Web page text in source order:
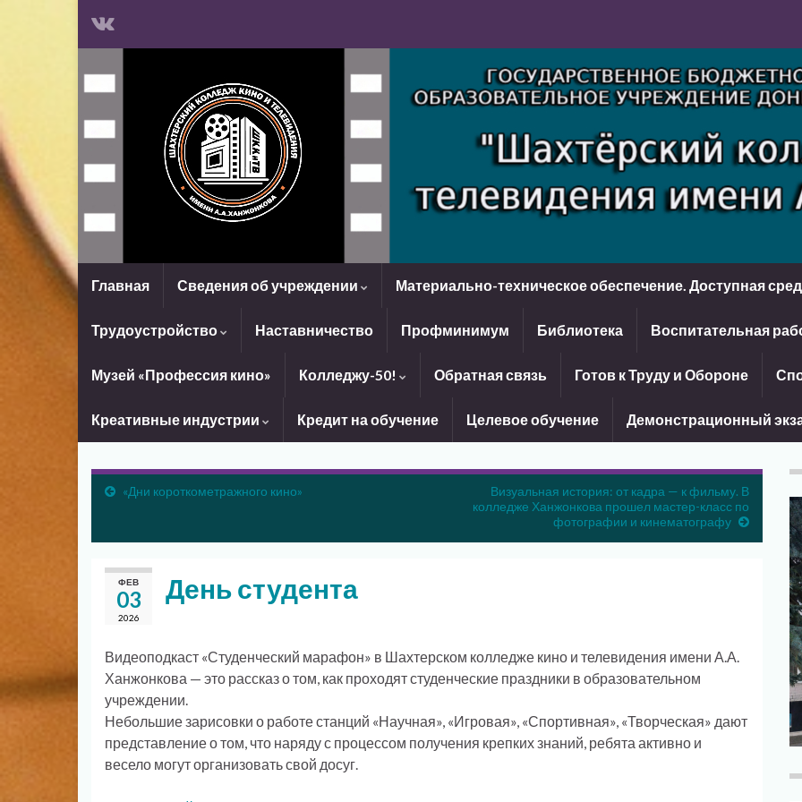
Главная Сведения об учреждении Материально-техническое обеспечение. Доступная
Трудоустройство Наставничество Профминимум Библиотека Воспитательная
Музей «Профессия кино» Колледжу-50! Обратная связь Готов к Труду и Обороне
Креативные индустрии Кредит на обучение Целевое обучение Демонстрационный
«Дни короткометражного кино»
Визуальная история: от кадра — к фильму. В
колледже Ханжонкова прошел мастер-класс по
фотографии и кинематографу
ФЕВ
03
2026
День студента
Видеоподкаст «Студенческий марафон» в Шахтерском колледже кино и телевидения имени А.А.
Ханжонкова — это рассказ о том, как проходят студенческие праздники в образовательном
учреждении.
Небольшие зарисовки о работе станций «Научная», «Игровая», «Спортивная», «Творческая» дают
представление о том, что наряду с процессом получения крепких знаний, ребята активно и
весело могут организовать свой досуг.